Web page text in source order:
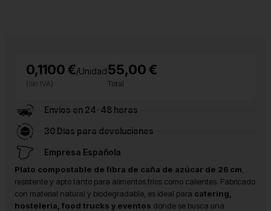
0,1100 €/Unidad
(Sin IVA)
55,00 €
Total
Envíos en 24-48 horas
30 Días para devoluciones
Empresa Española
Plato compostable de fibra de caña de azúcar de 26 cm
resistente y apto tanto para alimentos fríos como calientes. Fabricado
con material natural y biodegradable, es ideal para catering,
hostelería, food trucks y eventos donde se busca una